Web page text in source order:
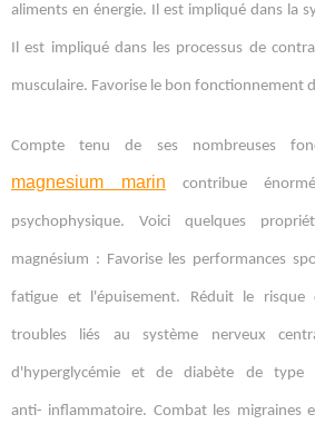
aliments en énergie. Il est impliqué dans la
Il est impliqué dans les processus de
musculaire. Favorise le bon fonctionnement
Compte tenu de ses nombreuses
magnesium marin contribue
psychophysique. Voici quelques
magnésium : Favorise les performances
fatigue et l'épuisement. Réduit le risque
troubles liés au système nerveux
d'hyperglycémie et de diabète de
anti- inflammatoire. Combat les migraines